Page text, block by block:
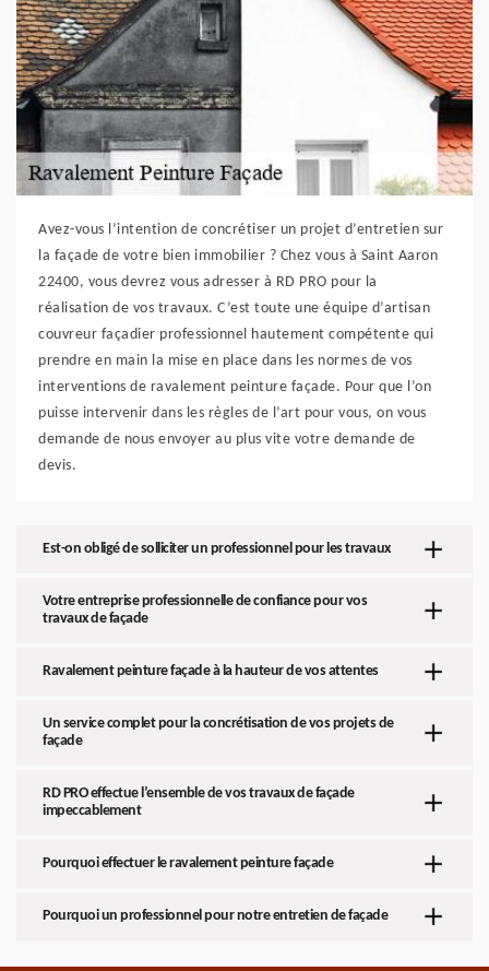
Avez-vous l’intention de concrétiser un projet d’entretien sur
la façade de votre bien immobilier ? Chez vous à Saint Aaron
22400, vous devrez vous adresser à RD PRO pour la
réalisation de vos travaux. C’est toute une équipe d’artisan
couvreur façadier professionnel hautement compétente qui
prendre en main la mise en place dans les normes de vos
interventions de ravalement peinture façade. Pour que l’on
puisse intervenir dans les règles de l’art pour vous, on vous
demande de nous envoyer au plus vite votre demande de
devis.
Est-on obligé de solliciter un professionnel pour les travaux
Votre entreprise professionnelle de confiance pour vos
travaux de façade
Ravalement peinture façade à la hauteur de vos attentes
Un service complet pour la concrétisation de vos projets de
façade
RD PRO effectue l’ensemble de vos travaux de façade
impeccablement
Pourquoi effectuer le ravalement peinture façade
Pourquoi un professionnel pour notre entretien de façade